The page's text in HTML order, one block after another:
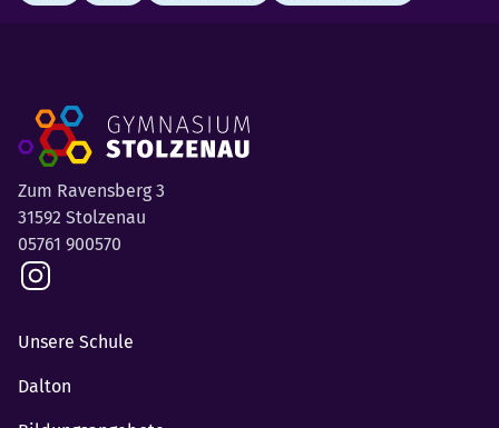
Zum Ravensberg 3
31592 Stolzenau
05761 900570
Unsere Schule
Dalton